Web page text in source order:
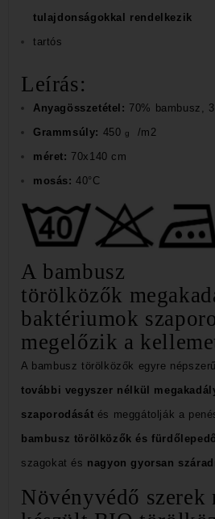
tulajdonságokkal rendelkezik
tartós
Leírás:
Anyagösszetétel: 70% bambusz,
Grammsúly: 450g
/m2
méret: 70x140 cm
mosás: 40°C
A bambusz
törölközők
baktériumok
megelőzik a
A bambusz törölközők egyre
további vegyszer nélkül
szaporodását és meggátolják a
bambusz törölközők és
szagokat és nagyon gyorsan
Növényvédő szerek